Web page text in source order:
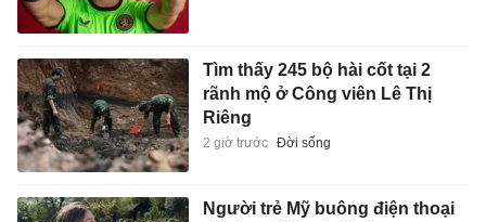
Tìm thấy 245 bộ hài cốt tại 2
rãnh mộ ở Công viên Lê Thị
Riêng
2 giờ trước Đời sống
Người trẻ Mỹ buông điện thoại